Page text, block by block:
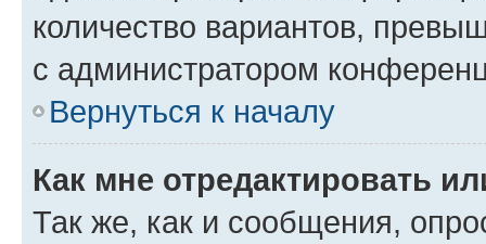
количество вариантов,
с администратором
Вернуться к началу
Как мне отредактировать
Так же, как и сообщения,